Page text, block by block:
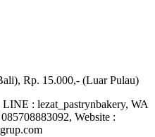
Rp. 15.000,- (Luar Pulau)
: lezat_pastrynbakery, WA
Website :